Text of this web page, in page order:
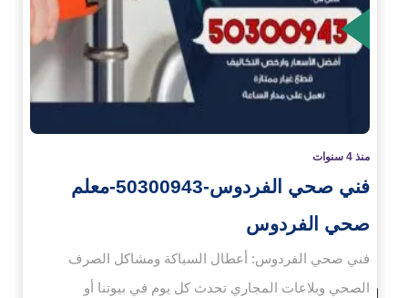
منذ 4 سنوات
فني صحي الفردوس-50300943-معلم
صحي الفردوس
فني صحي الفردوس: أعطال السباكة ومشاكل الصرف
الصحي وبلاعات المجاري تحدث كل يوم في بيوتنا أو